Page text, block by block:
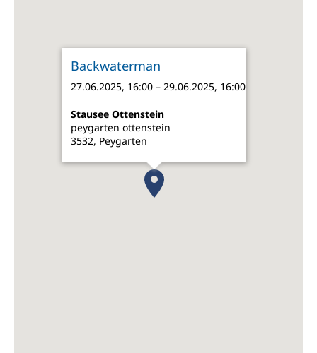
Backwaterman
27.06.2025, 16:00 – 29.06.2025, 16:00
Stausee Ottenstein
peygarten ottenstein
3532, Peygarten